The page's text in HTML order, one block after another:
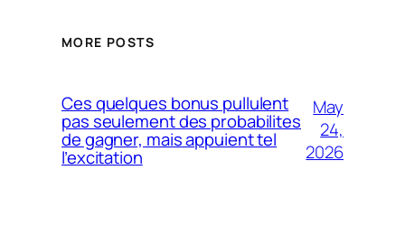
MORE POSTS
Ces quelques bonus pullulent
pas seulement des probabilites
de gagner, mais appuient tel
l’excitation
May
24,
2026